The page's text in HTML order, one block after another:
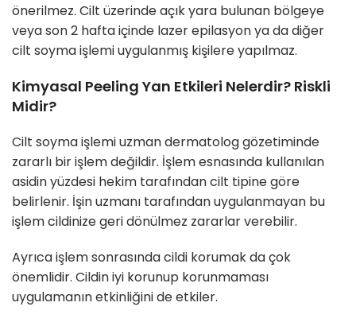
önerilmez. Cilt üzerinde açık yara bulunan bölgeye
veya son 2 hafta içinde lazer epilasyon ya da diğer
cilt soyma işlemi uygulanmış kişilere yapılmaz.
Kimyasal Peeling Yan Etkileri Nelerdir? Riskli
Midir?
Cilt soyma işlemi uzman dermatolog gözetiminde
zararlı bir işlem değildir. İşlem esnasında kullanılan
asidin yüzdesi hekim tarafından cilt tipine göre
belirlenir. İşin uzmanı tarafından uygulanmayan bu
işlem cildinize geri dönülmez zararlar verebilir.
Ayrıca işlem sonrasında cildi korumak da çok
önemlidir. Cildin iyi korunup korunmaması
uygulamanın etkinliğini de etkiler.